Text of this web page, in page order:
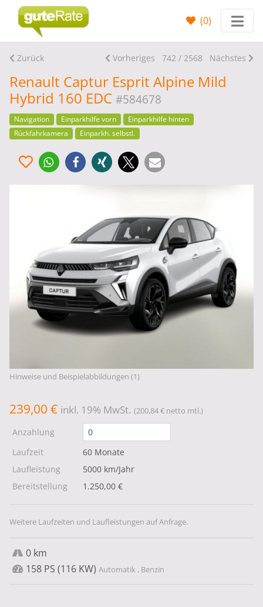
(0)
Zurück Vorheriges 742 / 2568 Nächstes
Renault Captur Esprit Alpine Mild
Hybrid 160 EDC #584678
Navigation Einparkhilfe vorn
Einparkhilfe hinten
Rückfahrkamera
Einparkh. selbstl.
Hinweise und Beispielabbildungen (1)
239,00 € inkl. 19% MwSt. (200,84 € netto mtl.)
Anzahlung
Laufzeit
60 Monate
Laufleistung
5000 km/Jahr
Bereitstellung
1.250,00 €
Weitere Laufzeiten und Laufleistungen auf Anfrage.
0 km
158 PS (116 KW) Automatik , Benzin